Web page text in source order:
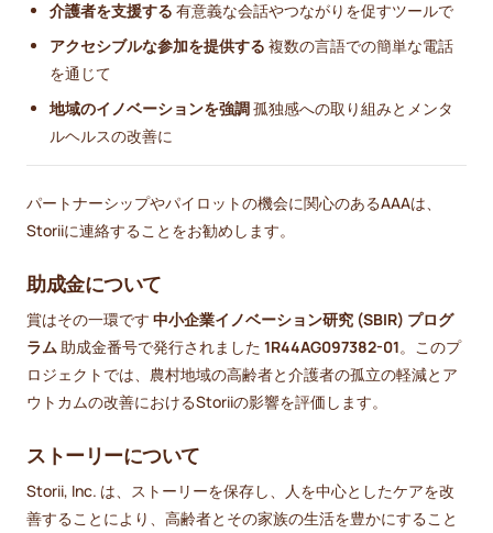
介護者を支援する 有意義な会話やつながりを促すツールで
アクセシブルな参加を提供する 複数の言語での簡単な電話
を通じて
地域のイノベーションを強調孤独感への取り組みとメンタ
ルヘルスの改善に
パートナーシップやパイロットの機会に関心のあるAAAは、
Storiiに連絡することをお勧めします。
助成金について
賞はその一環です 中小企業イノベーション研究 (SBIR) プログ
ラム 助成金番号で発行されました 1R44AG097382-01。このプ
ロジェクトでは、農村地域の高齢者と介護者の孤立の軽減とア
ウトカムの改善におけるStoriiの影響を評価します。
ストーリーについて
Storii, Inc. は、ストーリーを保存し、人を中心としたケアを改
善することにより、高齢者とその家族の生活を豊かにすること